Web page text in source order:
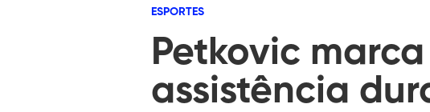
ESPORTES
Petkovic
assistência